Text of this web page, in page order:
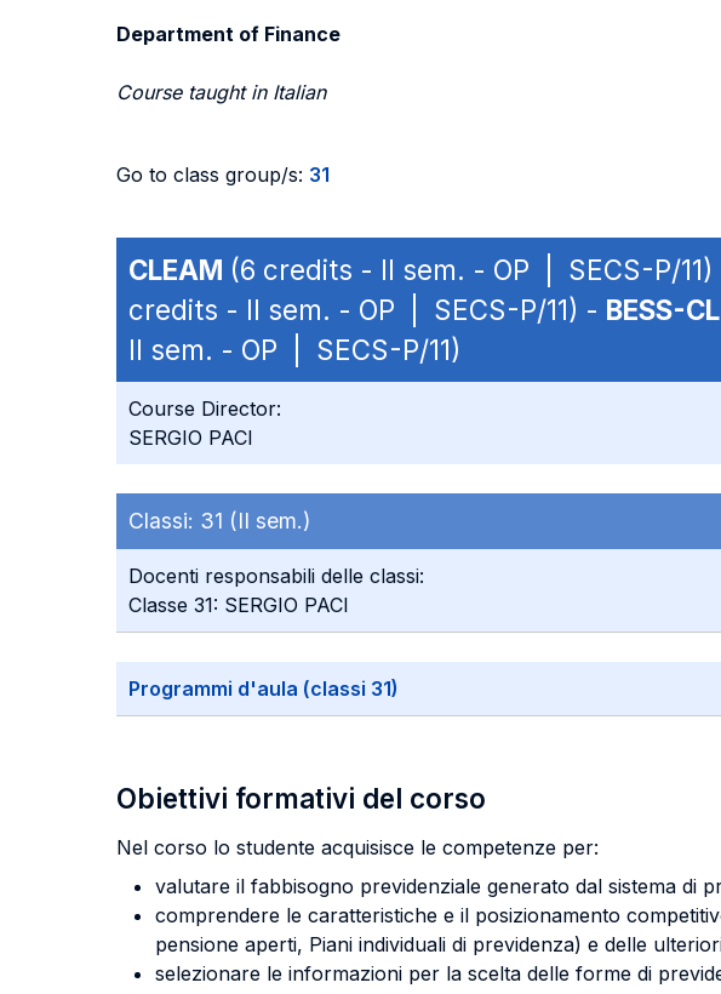
Department of Finance
Course taught in Italian
Go to class group/s: 31
CLEAM (6 credits - II sem. - OP | SECS-P/11)
credits - II sem. - OP | SECS-P/11) - BESS-
II sem. - OP | SECS-P/11)
Course Director:
SERGIO PACI
Classi: 31 (II sem.)
Docenti responsabili delle classi:
Classe 31: SERGIO PACI
Programmi d'aula (classi 31)
Obiettivi formativi del corso
Nel corso lo studente acquisisce le competenze per:
valutare il fabbisogno previdenziale generato dal sistema di
comprendere le caratteristiche e il posizionamento
pensione aperti, Piani individuali di previdenza) e delle
selezionare le informazioni per la scelta delle forme di